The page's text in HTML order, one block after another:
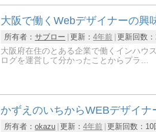
大阪で働くWebデザイナーの興
所有者：サブロー 更新：4年前 更新回数：
大阪府在住のとある企業で働くインハウ
ログを運営して分かったことからプラ…
かずえのいちからWEBデザイナ
所有者：okazu 更新：4年前 更新回数： 10